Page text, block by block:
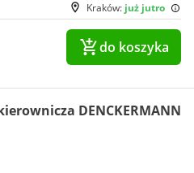
Kraków: już jutro
do koszyka
DENCKERMANN